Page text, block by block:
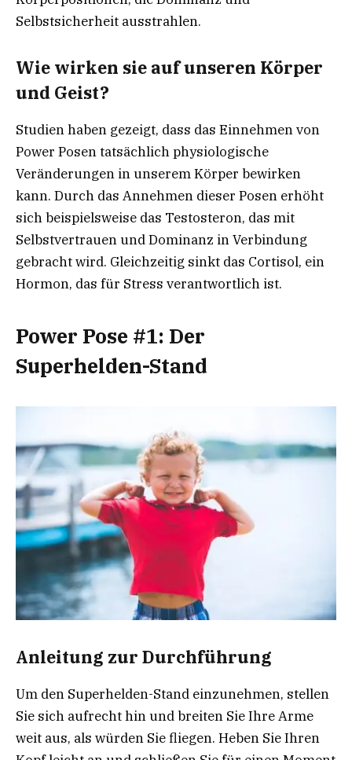
Selbstsicherheit ausstrahlen.
Wie wirken sie auf unseren Körper
und Geist?
Studien haben gezeigt, dass das Einnehmen von
Power Posen tatsächlich physiologische
Veränderungen in unserem Körper bewirken
kann. Durch das Annehmen dieser Posen erhöht
sich beispielsweise das Testosteron, das mit
Selbstvertrauen und Dominanz in Verbindung
gebracht wird. Gleichzeitig sinkt das Cortisol, ein
Hormon, das für Stress verantwortlich ist.
Power Pose #1: Der
Superhelden-Stand
Anleitung zur Durchführung
Um den Superhelden-Stand einzunehmen, stellen
Sie sich aufrecht hin und breiten Sie Ihre Arme
weit aus, als würden Sie fliegen. Heben Sie Ihren